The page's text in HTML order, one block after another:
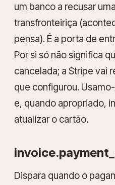
um banco a recusar
transfronteiriça
pensa). É a porta de
Por si só nãosignifica
cancelada; a Stripe vai
que configurou.
e, quando apropriado,
atualizar o cartão.
Dispara quando o